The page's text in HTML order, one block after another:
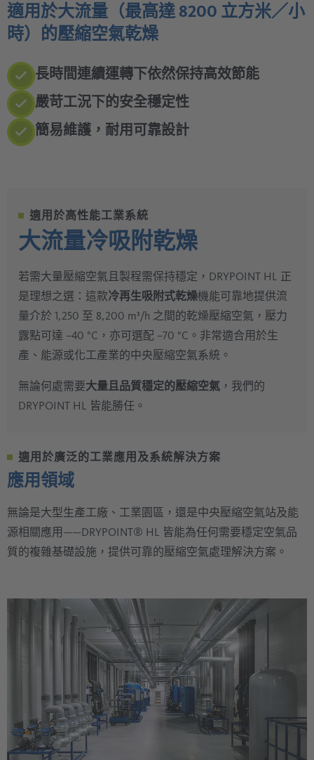
適用於大流量（最高達 8200 立方米／小
時）的壓縮空氣乾燥
長時間連續運轉下依然保持高效節能
嚴苛工況下的安全穩定性
簡易維護，耐用可靠設計
適用於高性能工業系統
大流量冷吸附乾燥
若需大量壓縮空氣且製程需保持穩定，DRYPOINT HL 正
是理想之選：這款冷再生吸附式乾燥機能可靠地提供流
量介於 1,250 至 8,200 m³/h 之間的乾燥壓縮空氣，壓力
露點可達 –40 °C，亦可選配 –70 °C。非常適合用於生
產、能源或化工產業的中央壓縮空氣系統。
無論何處需要大量且品質穩定的壓縮空氣 ，我們的
DRYPOINT HL 皆能勝任。
適用於廣泛的工業應用及系統解決方案
應用領域
無論是大型生產工廠、工業園區，還是中央壓縮空氣站及能
源相關應用——DRYPOINT® HL 皆能為任何需要穩定空氣品
質的複雜基礎設施，提供可靠的壓縮空氣處理解決方案。